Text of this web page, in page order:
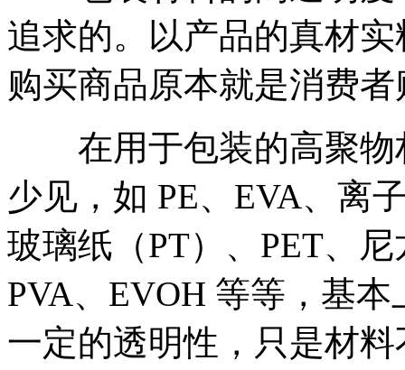
追求的。以产品的真材
购买商品原本就是消费
在用于包装的高聚物
少见，如 PE、EVA、离
玻璃纸（PT）、PET、
PVA、EVOH 等等，基
一定的透明性，只是材